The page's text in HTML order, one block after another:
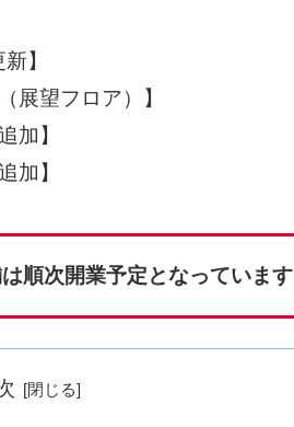
】
展望フロア）】
加】
加】
順次開業予定となっています